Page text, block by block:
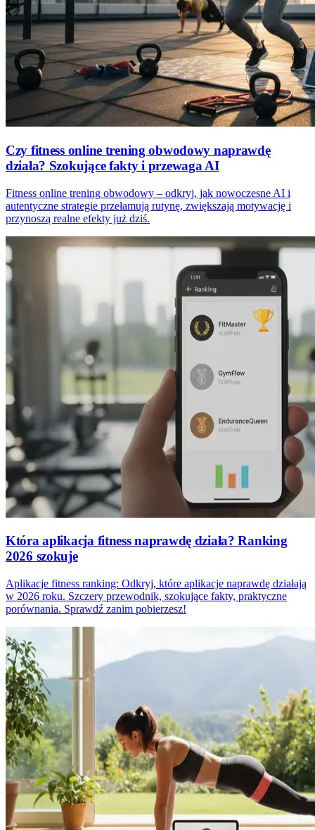
Czy fitness online trening obwodowy naprawdę
działa? Szokujące fakty i przewaga AI
Fitness online trening obwodowy – odkryj, jak nowoczesne AI i
autentyczne strategie przełamują rutynę, zwiększają motywację i
przynoszą realne efekty już dziś.
Która aplikacja fitness naprawdę działa? Ranking
2026 szokuje
Aplikacje fitness ranking: Odkryj, które aplikacje naprawdę działają
w 2026 roku. Szczery przewodnik, szokujące fakty, praktyczne
porównania. Sprawdź zanim pobierzesz!